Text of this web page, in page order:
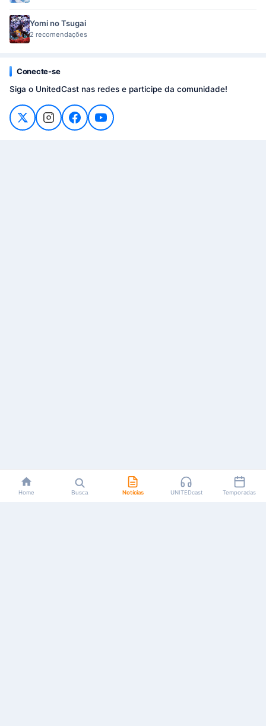
Yomi no Tsugai
2 recomendações
Conecte-se
Siga o UnitedCast nas redes e participe da comunidade!
Home Busca Notícias UNITEDcast Temporadas